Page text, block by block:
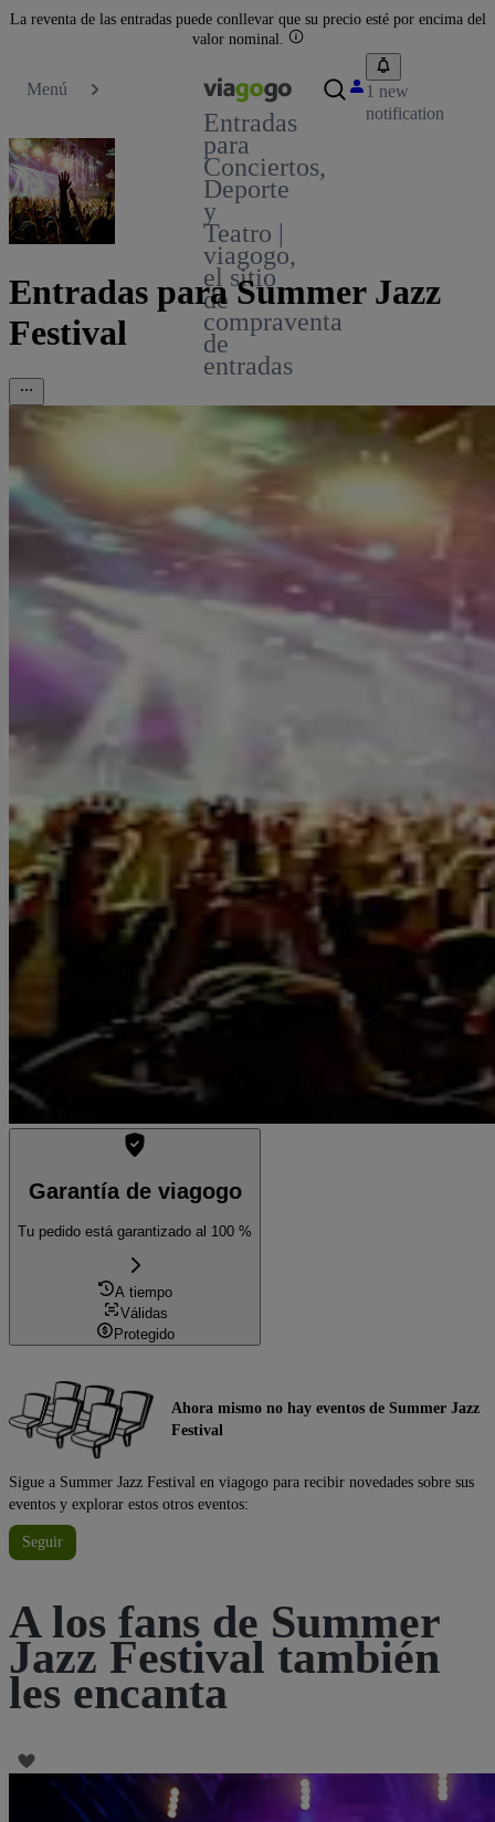
La reventa de las entradas puede conllevar que su precio esté por encima del
valor nominal.
Menú
Entradas
para
Conciertos,
Deporte
y
Teatro |
viagogo,
el sitio
de
compraventa
de
entradas
1 new
notification
Entradas para Summer Jazz
Festival
Garantía de viagogo
Tu pedido está garantizado al 100 %
A tiempo
Válidas
Protegido
Ahora mismo no hay eventos de Summer Jazz
Festival
Sigue a Summer Jazz Festival en viagogo para recibir novedades sobre sus
eventos y explorar estos otros eventos:
Seguir
A los fans de Summer
Jazz Festival también
les encanta